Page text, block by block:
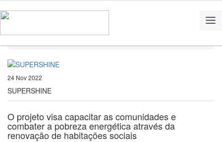
24 Nov 2022
SUPERSHINE
O projeto visa capacitar as comunidades e
combater a pobreza energética através da
renovação de habitações sociais